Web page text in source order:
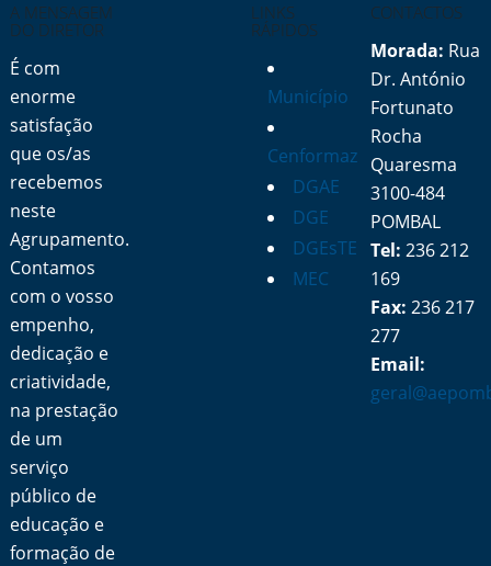
A MENSAGEM
DO DIRETOR
É com
enorme
satisfação
que os/as
recebemos
neste
Agrupamento.
Contamos
com o vosso
empenho,
dedicação e
criatividade,
na prestação
de um
serviço
público de
educação e
formação de
LINKS
RÁPIDOS
Município
Cenformaz
DGAE
DGE
DGEsTE
MEC
CONTACTOS
Morada: Rua
Dr. António
Fortunato
Rocha
Quaresma
3100-484
POMBAL
Tel: 236 212
169
Fax: 236 217
277
Email: